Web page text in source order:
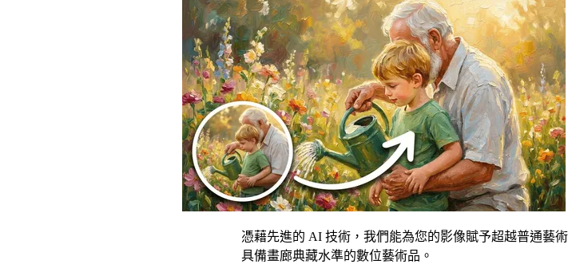
憑藉先進的 AI 技術，我們能為您的影像賦予超越普通藝
具備畫廊典藏水準的數位藝術品。